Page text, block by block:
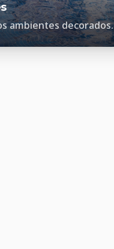
ambientes decorados.